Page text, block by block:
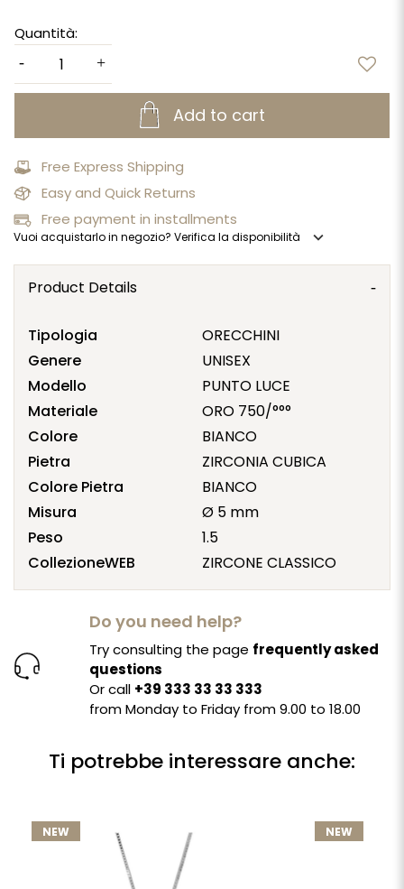
Quantità:
Add to cart
Free Express Shipping
Easy and Quick Returns
Free payment in installments
Vuoi acquistarlo in negozio? Verifica la disponibilità expand_more
Product Details
Tipologia
ORECCHINI
Genere
UNISEX
Modello
PUNTO LUCE
Materiale
ORO 750/°°°
Colore
BIANCO
Pietra
ZIRCONIA CUBICA
Colore Pietra
BIANCO
Misura
Ø 5 mm
Peso
1.5
CollezioneWEB
ZIRCONE CLASSICO
Do you need help?
Try consulting the page frequently asked
questions
Or call +39 333 33 33 333
from Monday to Friday from 9.00 to 18.00
Ti potrebbe interessare anche:
NEW NEW